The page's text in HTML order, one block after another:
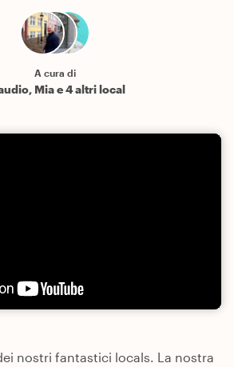
A cura di
Mia e 4 altri local
nostri fantastici locals. La nostra